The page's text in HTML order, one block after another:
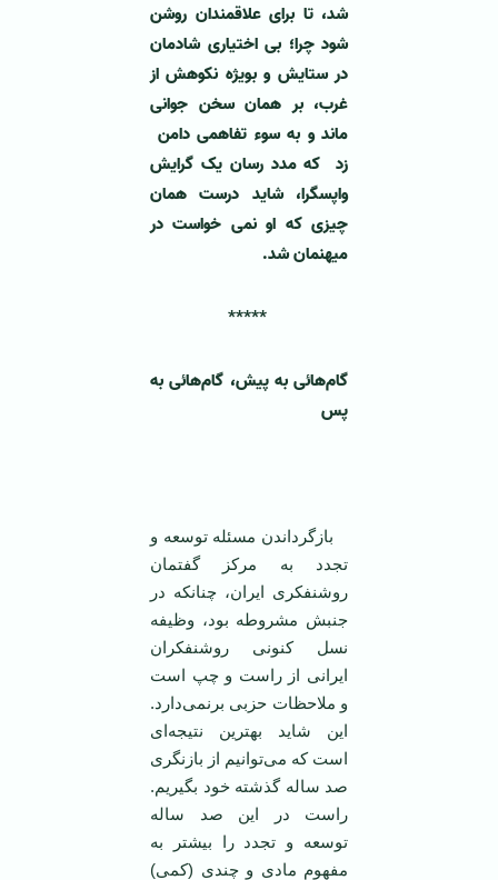
شد، تا برای علاقمندان روشن
شود چرا؛ بی اختياری شادمان
در ستايش و بويژه ‏نکوهش از
غرب، بر همان سخن جوانی
ماند و به سوء تفاهمی دامن
زد که مدد رسان يک ‏گرايش
واپسگرا، شاید درست همان
چیزی که او نمی خواست در
میهنمان شد.
*****
گام‌هائی به پيش، گام‌هائی به
پس
بازگرداندن مسئله توسعه و
تجدد به مرکز گفتمان
روشنفکری ايران، چنانکه در
جنبش مشروطه بود، وظيفه
نسل کنونی روشنفکران
ايرانی از راست و چپ است
و ملاحظات حزبی برنمی‌دارد.
اين شايد بهترين نتيجه‌ای
است که می‌توانيم از بازنگری
صد ساله گذشته خود بگيريم.
راست در اين صد ساله
توسعه و تجدد را بيشتر به
مفهوم مادی و چندی (کمی)